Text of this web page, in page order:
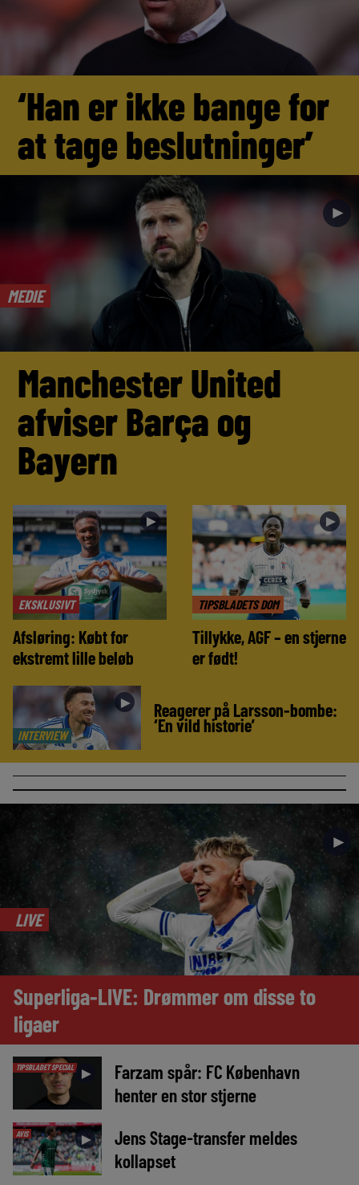
‘Han er ikke bange for
at tage beslutninger’
MEDIE
►
Manchester United
afviser Barça og
Bayern
EKSKLUSIVT
►
Afsløring: Købt for
ekstremt lille beløb
TIPSBLADETS DOM
►
Tillykke, AGF – en stjerne
er født!
INTERVIEW
► Reagerer på Larsson-bombe:
‘En vild historie’
►
LIVE
Superliga-LIVE: Drømmer om disse to
ligaer
TIPSBLADET SPECIAL ►
Farzam spår: FC København
henter en stor stjerne
AVIS ►
Jens Stage-transfer meldes
kollapset